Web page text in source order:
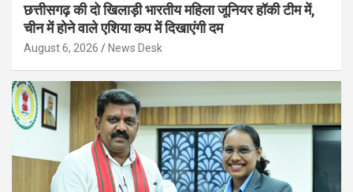
छत्तीसगढ़ की दो खिलाड़ी भारतीय महिला जूनियर हॉकी टीम में,
चीन में होने वाले एशिया कप में दिखाएंगी दम
August 6, 2026 News Desk